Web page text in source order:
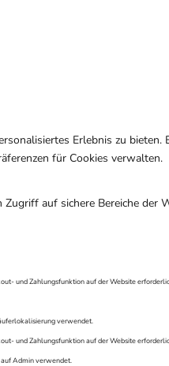
Erlebnis zu
für Cookies verwalten.
auf sichere Bereiche der
und Zahlungsfunktion auf der Website
verwendet.
und Zahlungsfunktion auf der Website
Admin verwendet.